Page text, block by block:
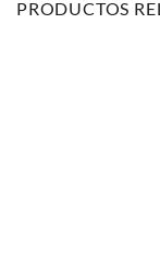
PRODUCTOS